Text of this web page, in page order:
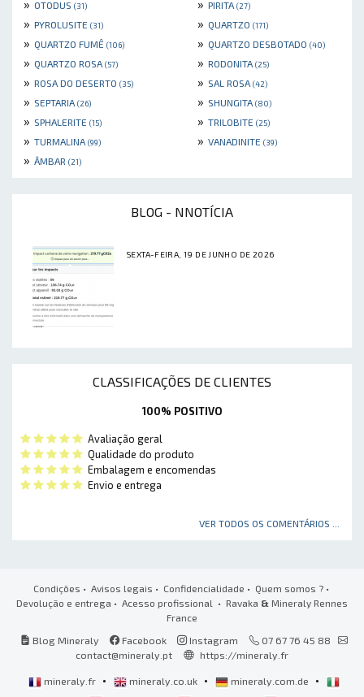
» OTODUS (31) » PIRITA (27)
» PYROLUSITE (31) » QUARTZO (171)
» QUARTZO FUMÊ (106) » QUARTZO DESBOTADO (40)
» QUARTZO ROSA (57) » RODONITA (25)
» ROSA DO DESERTO (35) » SAL ROSA (42)
» SEPTARIA (26) » SHUNGITA (80)
» SPHALERITE (15) » TRILOBITE (25)
» TURMALINA (99) » VANADINITE (39)
» ÂMBAR (21)
BLOG - NNOTÍCIA
SEXTA-FEIRA, 19 DE JUNHO DE 2026
CLASSIFICAÇÕES DE CLIENTES
100% POSITIVO
Avaliação geral
Qualidade do produto
Embalagem e encomendas
Envio e entrega
VER TODOS OS COMENTÁRIOS ...
Condições • Avisos legais • Confidencialidade • Quem somos ?•
Devolução e entrega • Acesso profissional • Ravaka & Mineraly Rennes
France
Blog Mineraly
Facebook Instagram
07 67 76 45 88
contact@mineraly.pt
https://mineraly.fr
mineraly.fr • mineraly.co.uk • mineraly.com.de •